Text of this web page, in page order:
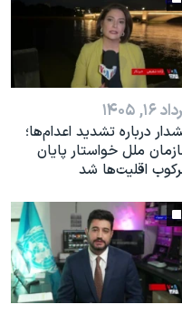
۱۶, ۱۴۰۵
درباره تشدید اعدام‌ها؛
ملل خواستار پایان
اقلیت‌ها شد